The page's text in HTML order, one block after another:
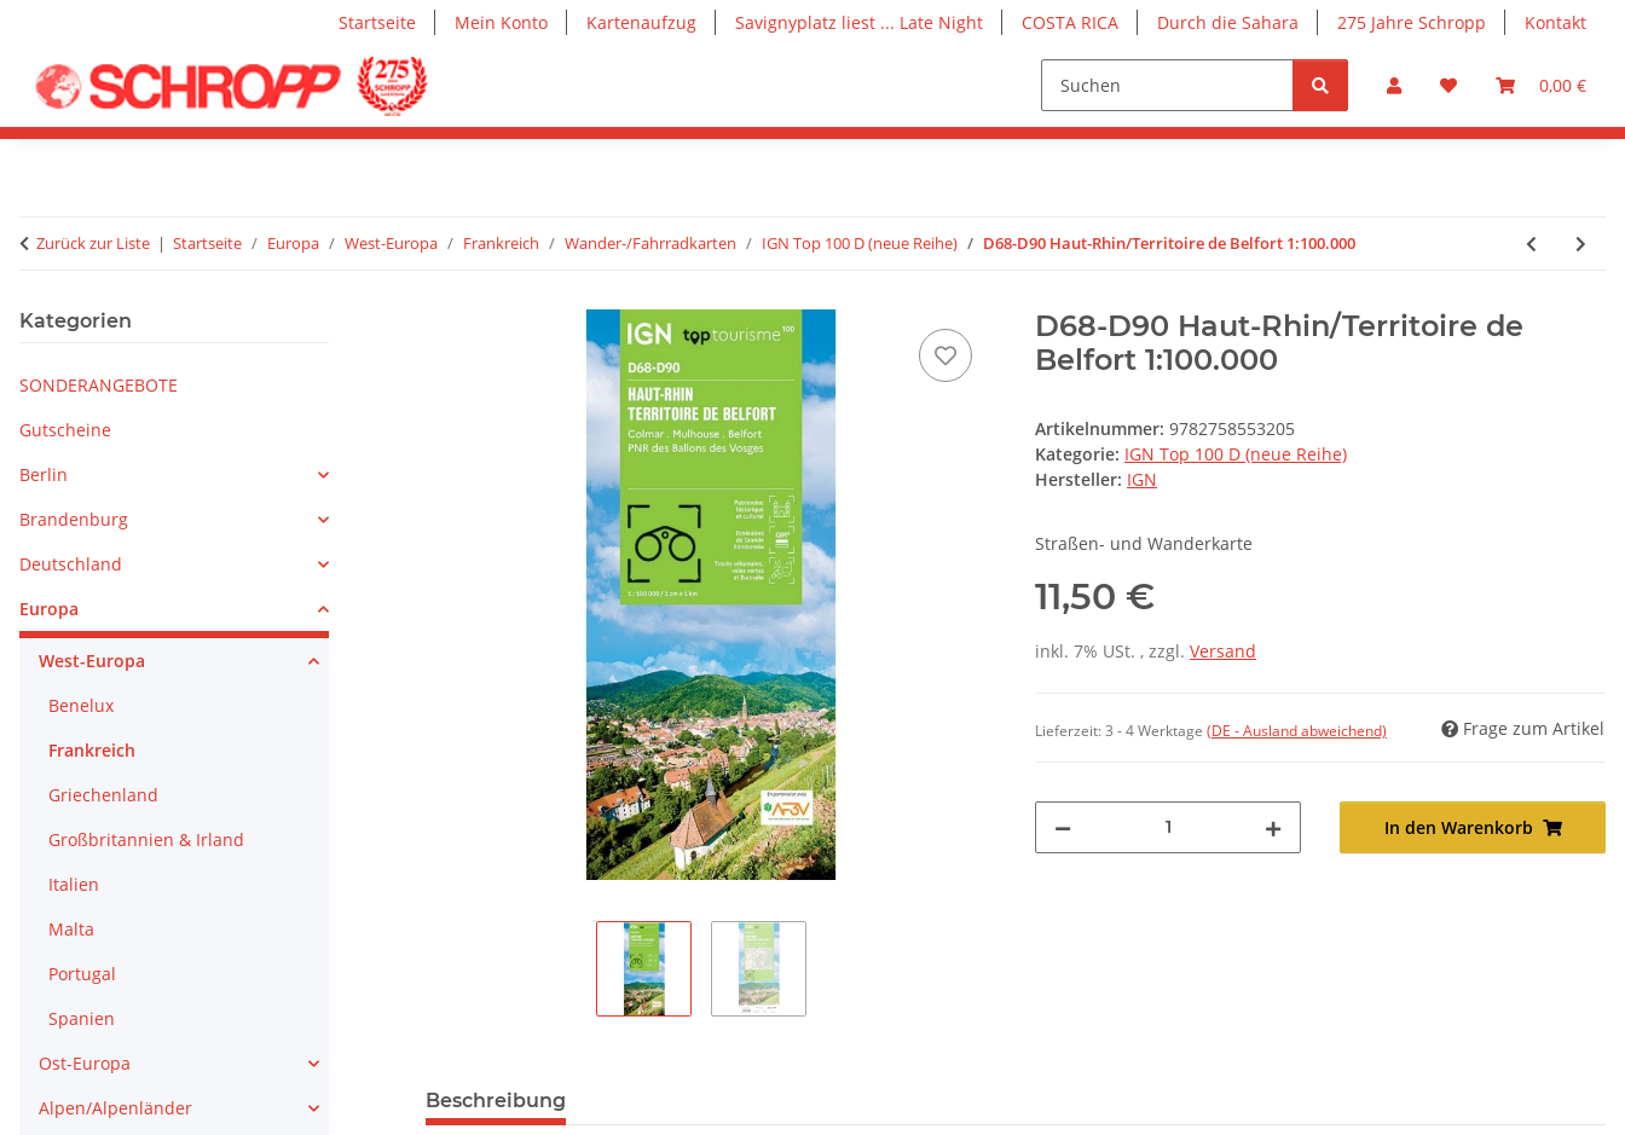
Startseite Mein Konto Kartenaufzug Savignyplatz liest ... Late Night COSTA RICA Durch die Sahara 275 Jahre Schropp Kontakt
0,00 €
Zurück zur Liste Startseite Europa West-Europa Frankreich Wander-/Fahrradkarten IGN Top 100 D (neue Reihe) D68-D90 Haut-Rhin/Territoire de Belfort 1:100.000
D68-D90 Haut-Rhin/Territoire de
Belfort 1:100.000
Artikelnummer: 9782758553205
Kategorie: IGN Top 100 D (neue Reihe)
Hersteller: IGN
Straßen- und Wanderkarte
11,50 €
inkl. 7% USt. , zzgl. Versand
Lieferzeit:3 - 4 Werktage (DE - Ausland abweichend) Frage zum Artikel
In den Warenkorb
Beschreibung
Kategorien
SONDERANGEBOTE
Gutscheine
Berlin
Brandenburg
Deutschland
Europa
West-Europa
Benelux
Frankreich
Griechenland
Großbritannien & Irland
Italien
Malta
Portugal
Spanien
Ost-Europa
Alpen/Alpenländer